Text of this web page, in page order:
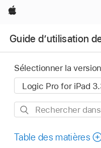
Apple
Guide d’utilisation
Sélectionner la
Rechercher
ce
Table des matières